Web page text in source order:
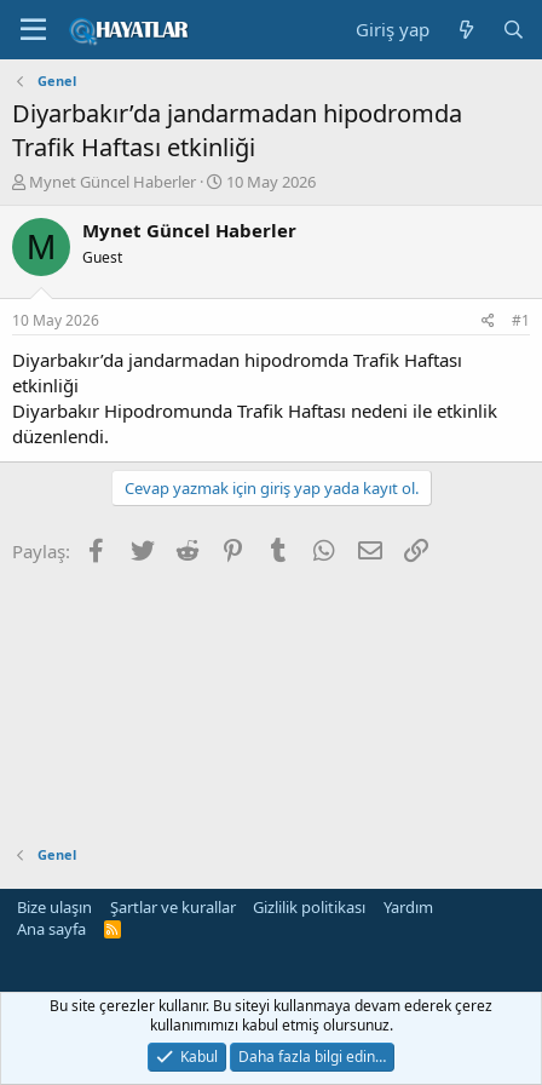
Giriş yap
Genel
Diyarbakır’da jandarmadan hipodromda
Trafik Haftası etkinliği
K
n
b
u
u
b
a
ş
l
a
t
a
Mynet Güncel Haberler
B
ş
ç
r
h
i
10 May 2026
M Mynet Güncel Haberler
Guest
10 May 2026 #1
Diyarbakır’da jandarmadan hipodromda Trafik Haftası
etkinliği
Diyarbakır Hipodromunda Trafik Haftası nedeni ile etkinlik
düzenlendi.
Cevap yazmak için giriş yap yada kayıt ol.
Paylaş: Facebook
Twitter Reddit PinterestTumblr WhatsApp
E-posta
Genel
Bize ulaşın Şartlar ve kurallar Gizlilik politikası
Yardım
Ana sayfa
R
Bu site çerezler kullanır. Bu siteyi kullanmaya devam ederek çerez
kullanımımızı kabul etmiş olursunuz.
Kabul
Daha fazla bilgi edin…